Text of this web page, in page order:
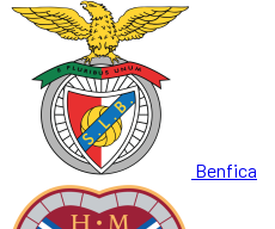
Benfica